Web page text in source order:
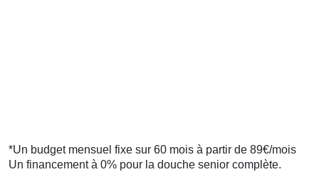
*Un budget mensuel fixe sur 60 mois à partir de 89€/mois
Un financement à 0% pour la douche senior complète.